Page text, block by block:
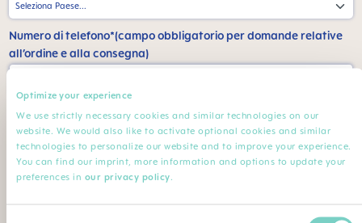
Optimize your experience
We use strictly necessary cookies and similar technologies on our
website. We would also like to activate optional cookies and similar
technologies to personalize our website and to improve your experience.
You can find our imprint, more information and options to update your
preferences in our privacy policy.
Numero di telefono*(campo obbligatorio per domande relative
all’ordine e alla consegna)
La mia professione
Professione*